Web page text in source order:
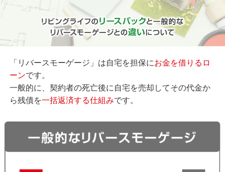
「リバースモーゲージ」は自宅を担保にお金を借りるロ
ーンです。
一般的に、契約者の死亡後に自宅を売却してその代金か
ら残債を一括返済する仕組みです。